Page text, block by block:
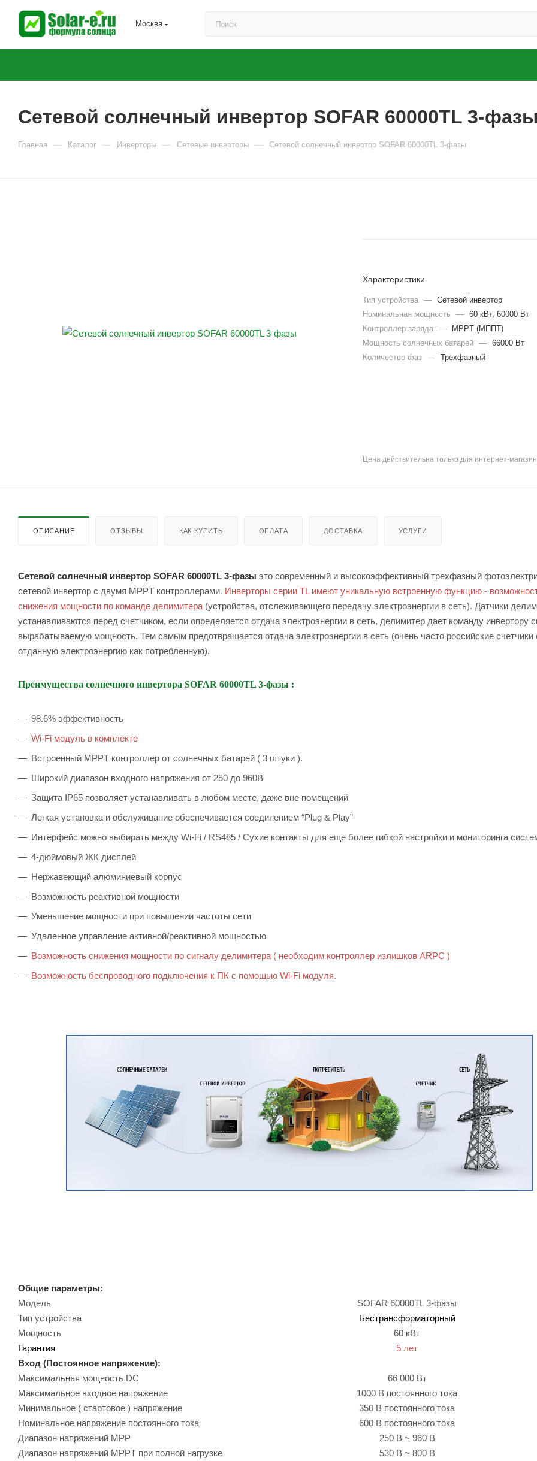
Москва
Сетевой солнечный инвертор SOFAR 60000TL 3-
Главная — Каталог — Инверторы — Сетевые инверторы — Сетевой солнечный инвертор SOFAR 60000TL 3-фазы
Характеристики
Тип устройства —
Сетевой инвертор
Номинальная мощность
—
60 кВт, 60000 Вт
Контроллер заряда
—
MPPT (МППТ)
Мощность солнечных батарей
—
66000 Вт
Количество фаз
— Трёхфазный
Цена действительна только для интернет-
ОПИСАНИЕ ОТЗЫВЫ КАК КУПИТЬ ОПЛАТА ДОСТАВКА УСЛУГИ
Сетевой солнечный инвертор SOFAR 60000TL 3-фазы это современный и высокоэффективный трехфазный
сетевой инвертор с двумя MPPT контроллерами. Инверторы серии TL имеют уникальную встроенную функцию -
снижения мощности по команде делимитера (устройства, отслеживающего передачу электроэнергии в сеть). Датчики
устанавливаются перед счетчиком, если определяется отдача электроэнергии в сеть, делимитер дает команду инвертору
вырабатываемую мощность. Тем самым предотвращается отдача электроэнергии в сеть (очень часто российские счетчики
отданную электроэнергию как потребленную).
Преимущества солнечного инвертора SOFAR 60000TL 3-фазы :
98.6% эффективность
Wi-Fi модуль в комплекте
Встроенный MPPT контроллер от солнечных батарей ( 3 штуки ).
Широкий диапазон входного напряжения от 250 до 960В
Защита IP65 позволяет устанавливать в любом месте, даже вне помещений
Легкая установка и обслуживание обеспечивается соединением “Plug & Play”
Интерфейс можно выбирать между Wi-Fi / RS485 / Сухие контакты для еще более гибкой настройки и мониторинга
4-дюймовый ЖК дисплей
Нержавеющий алюминиевый корпус
Возможность реактивной мощности
Уменьшение мощности при повышении частоты сети
Удаленное управление активной/реактивной мощностью
Возможность снижения мощности по сигналу делимитера ( необходим контроллер излишков ARPC )
Возможность беспроводного подключения к ПК с помощью Wi-Fi модуля.
Общие параметры:
Модель
SOFAR 60000TL 3-фазы
Тип устройства
Бестрансформаторный
Мощность
60 кВт
Гарантия
5 лет
Вход (Постоянное напряжение):
Максимальная мощность DC
66 000 Вт
Максимальное входное напряжение
1000 В постоянного тока
Минимальное ( стартовое ) напряжение
350 В постоянного тока
Номинальное напряжение постоянного тока
600 В постоянного тока
Диапазон напряжений MPP
250 В ~ 960 В
Диапазон напряжений MPPT при полной нагрузке
530 В ~ 800 В